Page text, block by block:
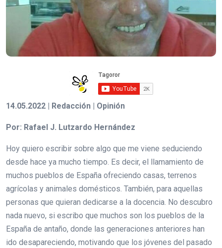
14.05.2022 | Redacción | Opinión
Por: Rafael J. Lutzardo Hernández
Hoy quiero escribir sobre algo que me viene seduciendo
desde hace ya mucho tiempo. Es decir, el llamamiento de
muchos pueblos de España ofreciendo casas, terrenos
agrícolas y animales domésticos. También, para aquellas
personas que quieran dedicarse a la docencia. No descubro
nada nuevo, si escribo que muchos son los pueblos de la
España de antaño, donde las generaciones anteriores han
ido desapareciendo, motivando que los jóvenes del pasado